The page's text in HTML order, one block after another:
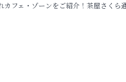
フェ・ゾーンをご紹介！茶屋さくら